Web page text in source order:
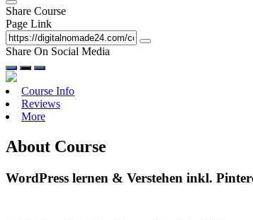
Share Course
Page Link
Share On Social Media
Course Info
Reviews
More
About Course
WordPress lernen & Verstehen inkl.